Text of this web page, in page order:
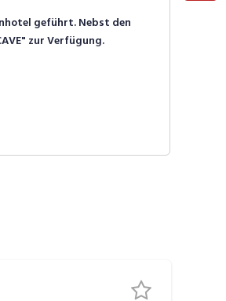
geführt. Nebst den
zur Verfügung.
6390 Engelberg,